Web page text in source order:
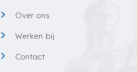
Over ons
Werken bij
Contact